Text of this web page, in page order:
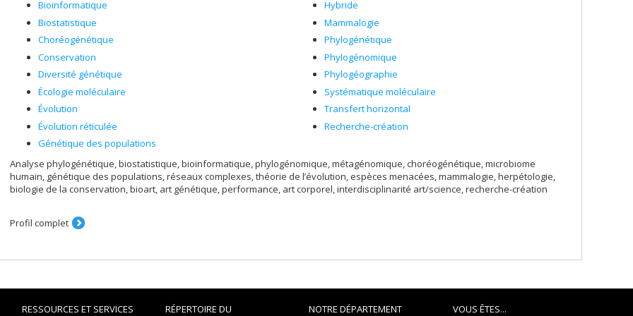
Bioinformatique
Biostatistique
Choréogénétique
Conservation
Diversité génétique
Écologie moléculaire
Évolution
Évolution réticulée
Génétique des populations
Hybride
Mammalogie
Phylogénétique
Phylogénomique
Phylogéographie
Systématique moléculaire
Transfert horizontal
Recherche-création
Analyse phylogénétique, biostatistique, bioinformatique, phylogénomique, métagénomique, choréogénétique, microbiome
humain, génétique des populations, réseaux complexes, théorie de l’évolution, espèces menacées, mammalogie, herpétologie,
biologie de la conservation, bioart, art génétique, performance, art corporel, interdisciplinarité art/science, recherche-création
Profil complet
RESSOURCES ET SERVICES
RÉPERTOIRE DU
NOTRE DÉPARTEMENT VOUS ÊTES...